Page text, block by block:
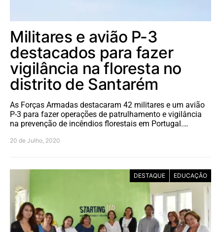
Militares e avião P-3
destacados para fazer
vigilância na floresta no
distrito de Santarém
As Forças Armadas destacaram 42 militares e um avião
P-3 para fazer operações de patrulhamento e vigilância
na prevenção de incêndios florestais em Portugal.…
20 de Julho, 2020
DESTAQUE EDUCAÇÃO